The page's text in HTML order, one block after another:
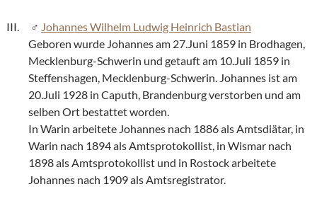
Johannes Wilhelm Ludwig Heinrich Bastian
Geboren wurde Johannes am 27.Juni 1859 in Brodhagen,
Mecklenburg-Schwerin und getauft am 10.Juli 1859 in
Steffenshagen, Mecklenburg-Schwerin. Johannes ist am
20.Juli 1928 in Caputh, Brandenburg verstorben und am
selben Ort bestattet worden.
In Warin arbeitete Johannes nach 1886 als Amtsdiätar, in
Warin nach 1894 als Amtsprotokollist, in Wismar nach
1898 als Amtsprotokollist und in Rostock arbeitete
Johannes nach 1909 als Amtsregistrator.